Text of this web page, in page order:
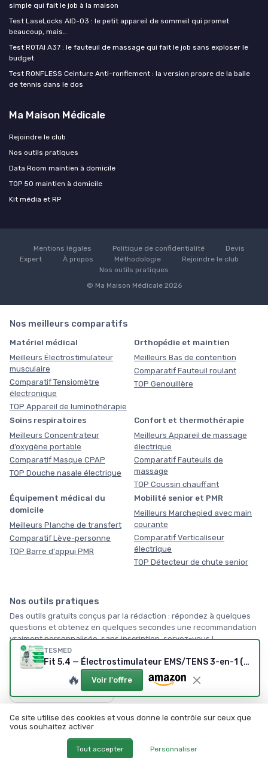
TESMED
Fit 5.4 — Électrostimulateur EMS/TENS 3-en-1 (22 programmes, 4 électrodes)
🔥 Voir l'offre
simple qui fait le job à la maison
Test LaseLocks AID-03 : le petit appareil de sommeil qui promet
beaucoup, mais…
Test ROTAI A37 : le fauteuil de massage qui fait le job sans exploser le
budget
Test RONFLESS Ceinture Anti-ronflement : la version propre de la balle
de tennis dans le dos
Ma Maison Médicale
Rejoindre le club
Nos outils pratiques
Data Room maintien à domicile
TOP 50 maintien à domicile
Kit média et RP
Mentions légales Politique de confidentialité
Devis
Expert
À propos Méthodologie
Rejoindre le club
Nos outils pratiques
© Ma Maison Médicale 2026
Nos meilleurs comparatifs
Matériel médical
Meilleurs Électrostimulateur
musculaire
Comparatif Tensiomètre
électronique
TOP Appareil de luminothérapie
Orthopédie et maintien
Meilleurs Bas de contention
Comparatif Fauteuil roulant
TOP Genouillère
Soins respiratoires
Meilleurs Concentrateur
d’oxygène portable
Comparatif Masque CPAP
TOP Douche nasale électrique
Confort et thermothérapie
Meilleurs Appareil de massage
électrique
Comparatif Fauteuils de
massage
TOP Coussin chauffant
Équipement médical du
domicile
Meilleurs Planche de transfert
Comparatif Lève-personne
TOP Barre d'appui PMR
Mobilité senior et PMR
Meilleurs Marchepied avec main
courante
Comparatif Verticaliseur
électrique
TOP Détecteur de chute senior
Nos outils pratiques
Des outils gratuits conçus par la rédaction : répondez à quelques
questions et obtenez en quelques secondes une recommandation
vraiment personnalisée, sans inscription, servez-vous !
🏠
Par où commencer ?
Tous les outils →
Ce site utilise des cookies et vous donne le contrôle sur ceux que
vous souhaitez activer
Tout accepter Personnaliser